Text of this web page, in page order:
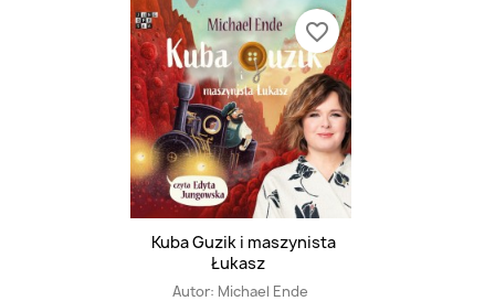
Kuba Guzik i maszynista
Łukasz
Autor: Michael Ende
favorite_border